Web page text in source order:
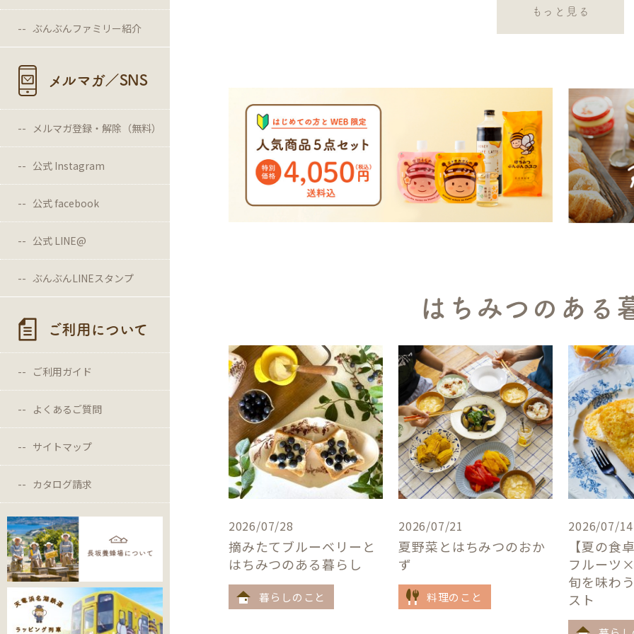
ぶんぶんファミリー紹介
メルマガ／SNS
メルマガ登録・解除（無料）
公式 Instagram
公式 facebook
公式 LINE@
ぶんぶんLINEスタンプ
ご利用について
ご利用ガイド
よくあるご質問
サイトマップ
カタログ請求
もっと見る
はちみつのある
2026/07/28
摘みたてブルーベリーと
はちみつのある暮らし
暮らしのこと
2026/07/21
夏野菜とはちみつのおか
ず
料理のこと
2026/07/14
【夏の食
フルーツ
旬を味わ
スト